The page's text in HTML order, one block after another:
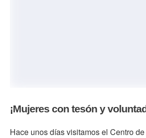
¡Mujeres con tesón y
Hace unos días visitamos el Centro